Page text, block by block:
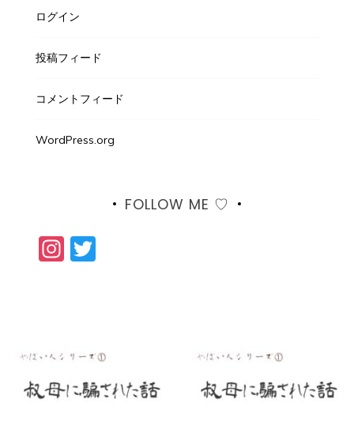
ログイン
投稿フィード
コメントフィード
WordPress.org
FOLLOW ME ♡
Instagram
Twitter